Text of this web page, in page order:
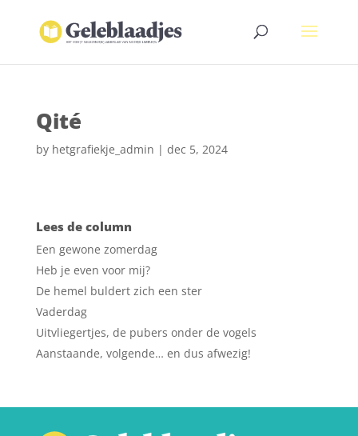
Qité
by hetgrafiekje_admin | dec 5, 2024
Lees de column
Een gewone zomerdag
Heb je even voor mij?
De hemel buldert zich een ster
Vaderdag
Uitvliegertjes, de pubers onder de vogels
Aanstaande, volgende… en dus afwezig!